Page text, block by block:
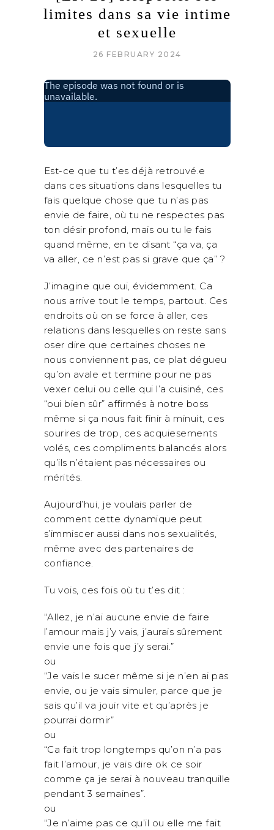
limites dans sa vie intime
et sexuelle
26 FEBRUARY 2024
Est-ce que tu t’es déjà retrouvé.e
dans ces situations dans lesquelles tu
fais quelque chose que tu n’as pas
envie de faire, où tu ne respectes pas
ton désir profond, mais ou tu le fais
quand même, en te disant “ça va, ça
va aller, ce n’est pas si grave que ça” ?
J’imagine que oui, évidemment. Ca
nous arrive tout le temps, partout. Ces
endroits où on se force à aller, ces
relations dans lesquelles on reste sans
oser dire que certaines choses ne
nous conviennent pas, ce plat dégueu
qu’on avale et termine pour ne pas
vexer celui ou celle qui l’a cuisiné, ces
“oui bien sûr” affirmés à notre boss
même si ça nous fait finir à minuit, ces
sourires de trop, ces acquiesements
volés, ces compliments balancés alors
qu’ils n’étaient pas nécessaires ou
mérités.
Aujourd’hui, je voulais parler de
comment cette dynamique peut
s’immiscer aussi dans nos sexualités,
même avec des partenaires de
confiance.
Tu vois, ces fois où tu t’es dit :
“Allez, je n’ai aucune envie de faire
l’amour mais j’y vais, j’aurais sûrement
envie une fois que j’y serai.”
ou
“Je vais le sucer même si je n’en ai pas
envie, ou je vais simuler, parce que je
sais qu’il va jouir vite et qu’après je
pourrai dormir”
ou
“Ca fait trop longtemps qu’on n’a pas
fait l’amour, je vais dire ok ce soir
comme ça je serai à nouveau tranquille
pendant 3 semaines”.
ou
“Je n’aime pas ce qu’il ou elle me fait